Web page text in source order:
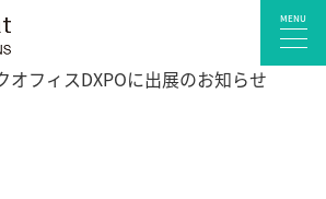
MENU
オフィスDXPOに出展のお知らせ